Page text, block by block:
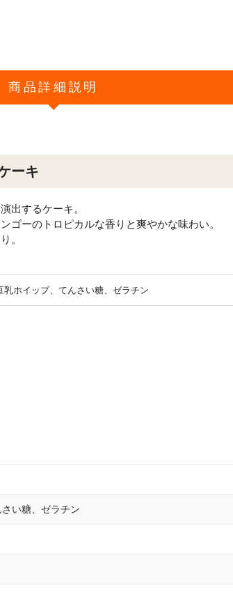
商品詳細説明
ーキ
出するケーキ。
ゴーのトロピカルな香りと爽やかな味わい。
。
乳ホイップ、てんさい糖、ゼラチン
い糖、ゼラチン